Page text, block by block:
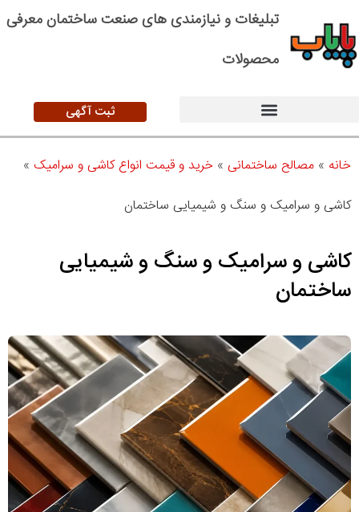
تبلیغات و نیازمندی های صنعت ساختمان معرفی
محصولات
ثبت آگهی
خانه » مصالح ساختمانی » خرید و قیمت انواع کاشی و سرامیک »
کاشی و سرامیک و سنگ و شیمیایی ساختمان
کاشی و سرامیک و سنگ و شیمیایی
ساختمان